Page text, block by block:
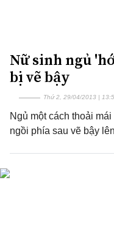
Nữ sinh ngủ
bị vẽ bậy
Thứ 2, 29/04/2013 |
Ngủ một cách thoải
ngồi phía sau vẽ bậy